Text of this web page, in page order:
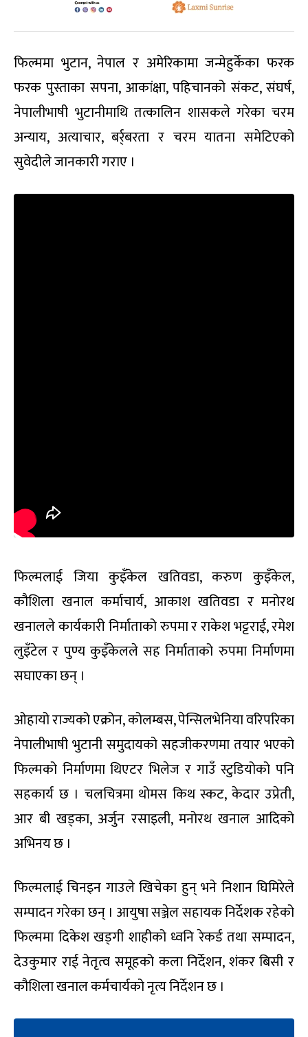
फिल्ममा भुटान, नेपाल र अमेरिकामा जन्मेहुर्केका फरक
फरक पुस्ताका सपना, आकांक्षा, पहिचानको संकट, संघर्ष,
नेपालीभाषी भुटानीमाथि तत्कालिन शासकले गरेका चरम
अन्याय, अत्याचार, बर्र्बरता र चरम यातना समेटिएको
सुवेदीले जानकारी गराए ।
फिल्मलाई जिया कुइँकेल खतिवडा, करुण कुइँकेल,
कौशिला खनाल कर्माचार्य, आकाश खतिवडा र मनोरथ
खनालले कार्यकारी निर्माताको रुपमा र राकेश भट्टराई, रमेश
लुइँटेल र पुण्य कुइँकेलले सह निर्माताको रुपमा निर्माणमा
सघाएका छन् ।
ओहायो राज्यको एक्रोन, कोलम्बस, पेन्सिलभेनिया वरिपरिका
नेपालीभाषी भुटानी समुदायको सहजीकरणमा तयार भएको
फिल्मको निर्माणमा थिएटर भिलेज र गाउँ स्टुडियोको पनि
सहकार्य छ । चलचित्रमा थोमस किथ स्कट, केदार उप्रेती,
आर बी खड्का, अर्जुन रसाइली, मनोरथ खनाल आदिको
अभिनय छ ।
फिल्मलाई चिनइन गाउले खिचेका हुन् भने निशान घिमिरेले
सम्पादन गरेका छन् । आयुषा सञ्जेल सहायक निर्देशक रहेको
फिल्ममा दिकेश खड्गी शाहीको ध्वनि रेकर्ड तथा सम्पादन,
देउकुमार राई नेतृत्व समूहको कला निर्देशन, शंकर बिसी र
कौशिला खनाल कर्मचार्यको नृत्य निर्देशन छ ।